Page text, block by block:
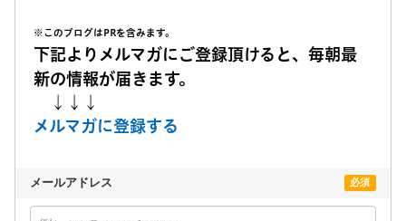
※このブログはPRを含みます。
下記よりメルマガにご登録頂けると、毎朝最
新の情報が届きます。
↓↓↓
メルマガに登録する
メールアドレス 必須